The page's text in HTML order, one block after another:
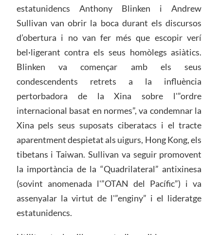
estatunidencs Anthony Blinken i Andrew
Sullivan van obrir la boca durant els discursos
d’obertura i no van fer més que escopir verí
bel·ligerant contra els seus homòlegs asiàtics.
Blinken va començar amb els seus
condescendents retrets a la influència
pertorbadora de la Xina sobre l'”ordre
internacional basat en normes”, va condemnar la
Xina pels seus suposats ciberatacs i el tracte
aparentment despietat als uigurs, Hong Kong, els
tibetans i Taiwan. Sullivan va seguir promovent
la importància de la “Quadrilateral” antixinesa
(sovint anomenada l'”OTAN del Pacífic”) i va
assenyalar la virtut de l'”enginy” i el lideratge
estatunidencs.